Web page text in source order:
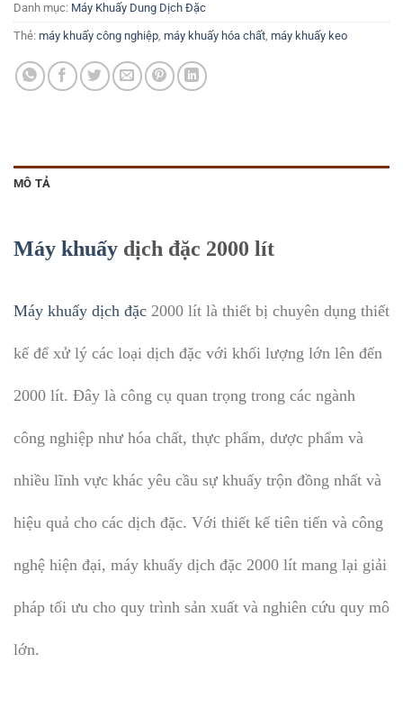
Danh mục: Máy Khuấy Dung Dịch Đặc
Thẻ: máy khuấy công nghiệp, máy khuấy hóa chất, máy khuấy keo
MÔ TẢ
Máy khuấy dịch đặc 2000 lít
Máy khuấy dịch đặc 2000 lít là thiết bị chuyên dụng thiết
kế để xử lý các loại dịch đặc với khối lượng lớn lên đến
2000 lít. Đây là công cụ quan trọng trong các ngành
công nghiệp như hóa chất, thực phẩm, dược phẩm và
nhiều lĩnh vực khác yêu cầu sự khuấy trộn đồng nhất và
hiệu quả cho các dịch đặc. Với thiết kế tiên tiến và công
nghệ hiện đại, máy khuấy dịch đặc 2000 lít mang lại giải
pháp tối ưu cho quy trình sản xuất và nghiên cứu quy mô
lớn.